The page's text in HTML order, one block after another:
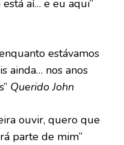
aí… e eu aqui”
estávamos
ainda… nos anos
Querido John
ouvir, quero que
parte de mim”